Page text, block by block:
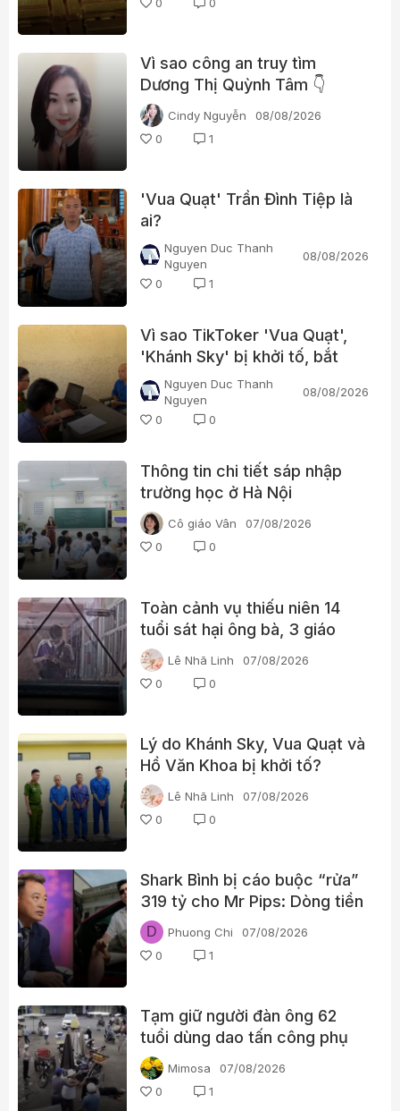
Vì sao công an truy tìm
Dương Thị Quỳnh Tâm 👇
Cindy Nguyễn
08/08/2026
0
1
'Vua Quạt' Trần Đình Tiệp là
ai?
Nguyen Duc Thanh
Nguyen
08/08/2026
0
1
Vì sao TikToker 'Vua Quạt',
'Khánh Sky' bị khởi tố, bắt
tạm giam?
Nguyen Duc Thanh
Nguyen
08/08/2026
0
0
Thông tin chi tiết sáp nhập
trường học ở Hà Nội
Cô giáo Vân
07/08/2026
0
0
Toàn cảnh vụ thiếu niên 14
tuổi sát hại ông bà, 3 giáo
viên và 3 học sinh
Lê Nhã Linh
07/08/2026
0
0
Lý do Khánh Sky, Vua Quạt và
Hồ Văn Khoa bị khởi tố?
Lê Nhã Linh
07/08/2026
0
0
Shark Bình bị cáo buộc “rửa”
319 tỷ cho Mr Pips: Dòng tiền
đã đi qua Ngân Lượng như thế
nào?
D Phuong Chi
07/08/2026
0
1
Tạm giữ người đàn ông 62
tuổi dùng dao tấn công phụ
nữ giữa chợ
Mimosa
07/08/2026
0
1